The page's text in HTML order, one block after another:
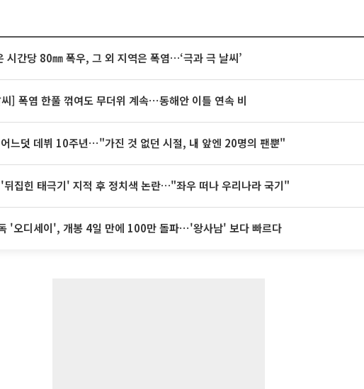
시간당 80㎜ 폭우, 그 외 지역은 폭염…‘극과 극 날씨’
] 폭염 한풀 꺾여도 무더위 계속⋯동해안 이틀 연속 비
느덧 데뷔 10주년⋯"가진 것 없던 시절, 내 앞엔 20명의 팬뿐"
뒤집힌 태극기' 지적 후 정치색 논란…"좌우 떠나 우리나라 국기"
'오디세이', 개봉 4일 만에 100만 돌파⋯'왕사남' 보다 빠르다